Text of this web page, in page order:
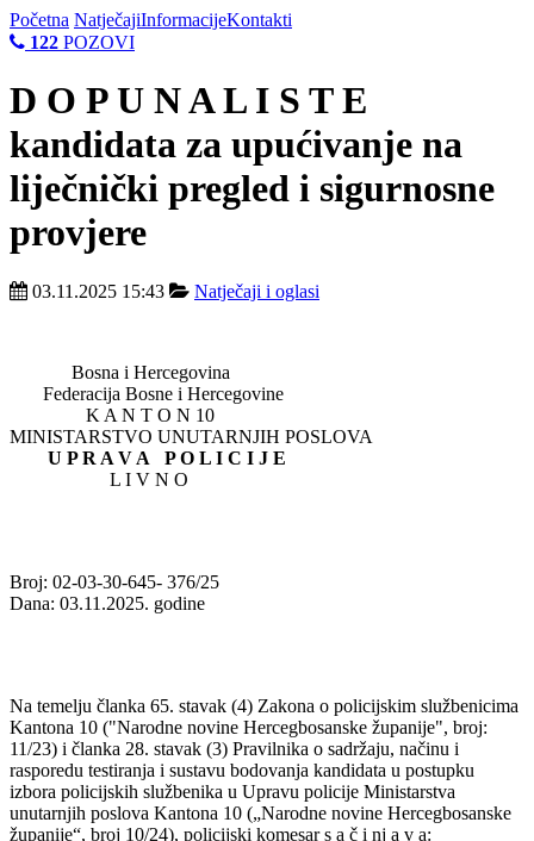
Početna NatječajiInformacijeKontakti
122 POZOVI
D O P U N A L I S T E
kandidata za upućivanje na
liječnički pregled i sigurnosne
provjere
03.11.2025 15:43 Natječaji i oglasi
Bosna i Hercegovina
Federacija Bosne i Hercegovine
K A N T O N 10
MINISTARSTVO UNUTARNJIH POSLOVA
U P R A V A P O L I C I J E
L I V N O
Broj: 02-03-30-645- 376/25
Dana: 03.11.2025. godine
Na temelju članka 65. stavak (4) Zakona o policijskim službenicima
Kantona 10 ("Narodne novine Hercegbosanske županije", broj:
11/23) i članka 28. stavak (3) Pravilnika o sadržaju, načinu i
rasporedu testiranja i sustavu bodovanja kandidata u postupku
izbora policijskih službenika u Upravu policije Ministarstva
unutarnjih poslova Kantona 10 („Narodne novine Hercegbosanske
županije“, broj 10/24), policijski komesar s a č i nj a v a: